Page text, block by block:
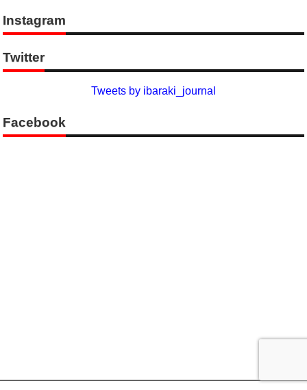
Instagram
Twitter
Tweets by ibaraki_journal
Facebook